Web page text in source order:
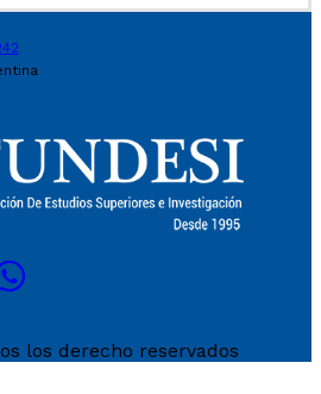
los derecho reservados